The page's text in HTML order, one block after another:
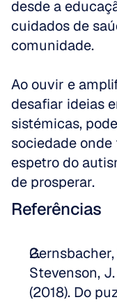
desde a
cuidados de
comunidade.
Ao ouvir e
desafiar ideias
sistémicas,
sociedade
espetro do
de prosperar.
Referências
Gernsbacher,
Stevenson, J.
(2018). Do